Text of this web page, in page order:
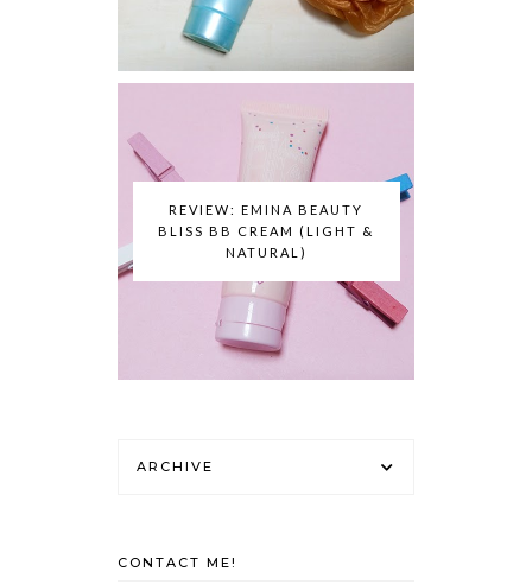
REVIEW: EMINA BEAUTY
BLISS BB CREAM (LIGHT &
NATURAL)
ARCHIVE
CONTACT ME!